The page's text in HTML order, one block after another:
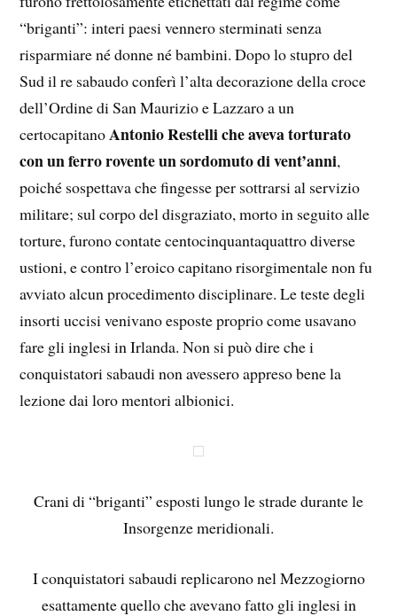
“briganti”: interi paesi vennero sterminati senza
risparmiare né donne né bambini. Dopo lo stupro del
Sud il re sabaudo conferì l’alta decorazione della croce
dell’Ordine di San Maurizio e Lazzaro a un
certocapitanoAntonio Restelli che aveva torturato
con un ferro rovente un sordomuto di vent’anni,
poiché sospettava che fingesse per sottrarsi al servizio
militare; sul corpo del disgraziato, morto in seguito alle
torture, furono contate centocinquantaquattro diverse
ustioni, e contro l’eroico capitano risorgimentale non fu
avviato alcun procedimento disciplinare. Le teste degli
insorti uccisi venivano esposte proprio come usavano
fare gli inglesi in Irlanda. Non si può dire che i
conquistatori sabaudi non avessero appreso bene la
lezione dai loro mentori albionici.
Crani di “briganti” esposti lungo le strade durante le
Insorgenze meridionali.
I conquistatori sabaudi replicarono nel Mezzogiorno
esattamente quello che avevano fatto gli inglesi in